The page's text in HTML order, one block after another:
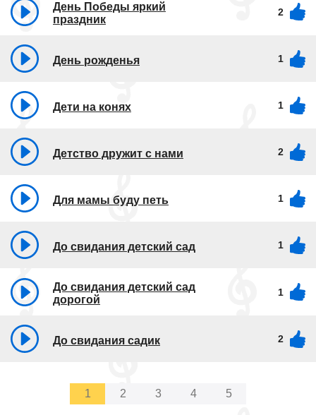
День Победы яркий
праздник
2
День рожденья 1
Дети на конях 1
Детство дружит с нами 2
Для мамы буду петь 1
До свидания детский сад 1
До свидания детский сад
дорогой
1
До свидания садик 2
1 2 3 4 5